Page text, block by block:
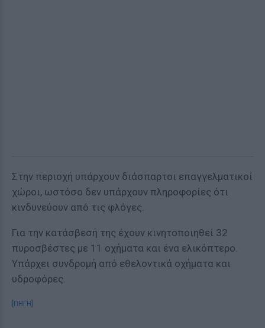
Στην περιοχή υπάρχουν διάσπαρτοι επαγγελματικοί
χώροι, ωστόσο δεν υπάρχουν πληροφορίες ότι
κινδυνεύουν από τις φλόγες.
Για την κατάσβεσή της έχουν κινητοποιηθεί 32
πυροσβέστες με 11 οχήματα και ένα ελικόπτερο.
Υπάρχει συνδρομή από εθελοντικά οχήματα και
υδροφόρες.
[ΠΗΓΗ]